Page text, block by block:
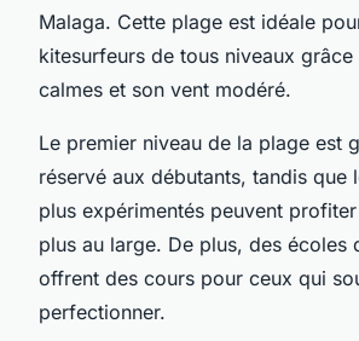
Malaga. Cette plage est idéale
kitesurfeurs de tous niveaux grâce
calmes et son vent modéré.
Le premier niveau de la plage est
réservé aux débutants, tandis que
plus expérimentés peuvent
plus au large. De plus, des écoles
offrent des cours pour ceux qui
perfectionner.